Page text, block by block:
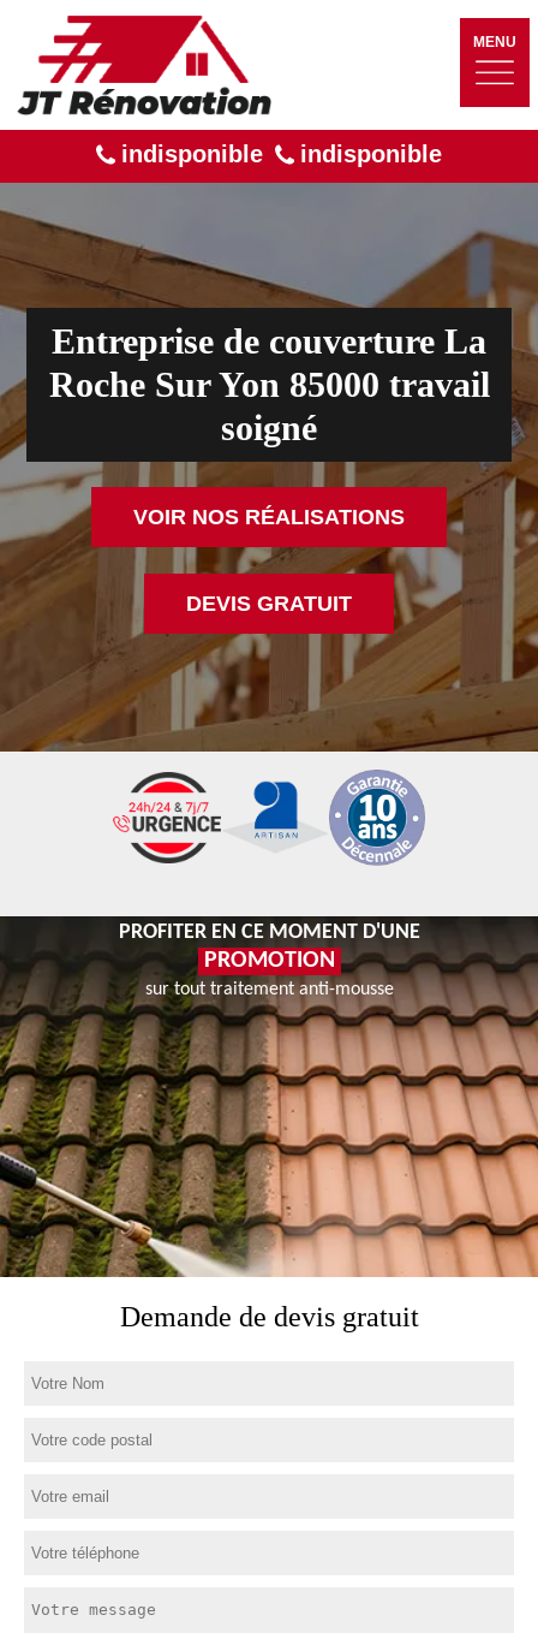
MENU
indisponible indisponible
Entreprise de couverture La
Roche Sur Yon 85000 travail
soigné
VOIR NOS RÉALISATIONS
DEVIS GRATUIT
PROFITER EN CE MOMENT D'UNE
PROMOTION
sur tout traitement anti-mousse
Demande de devis gratuit